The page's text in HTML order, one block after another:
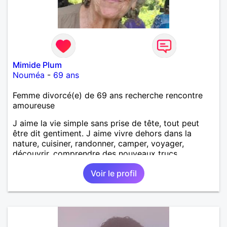
Mimide Plum
Nouméa - 69 ans
Femme divorcé(e) de 69 ans recherche rencontre
amoureuse
J aime la vie simple sans prise de tête, tout peut
être dit gentiment. J aime vivre dehors dans la
nature, cuisiner, randonner, camper, voyager,
découvrir, comprendre des nouveaux trucs
techniques et sur la vie des êtres vivants. J aime
danser, faire la fête. Je ne bois pratiquement pas d
alcool, je fume rarement, je ris souvent. Je cherche
un vrai amoureux pour continuer à profiter de la vie
en ai marre je veux partagé et rigoler
Voir le profil